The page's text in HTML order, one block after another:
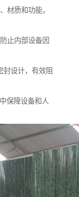
材质和功能，
止内部设备因
封设计，有效阻
保障设备和人